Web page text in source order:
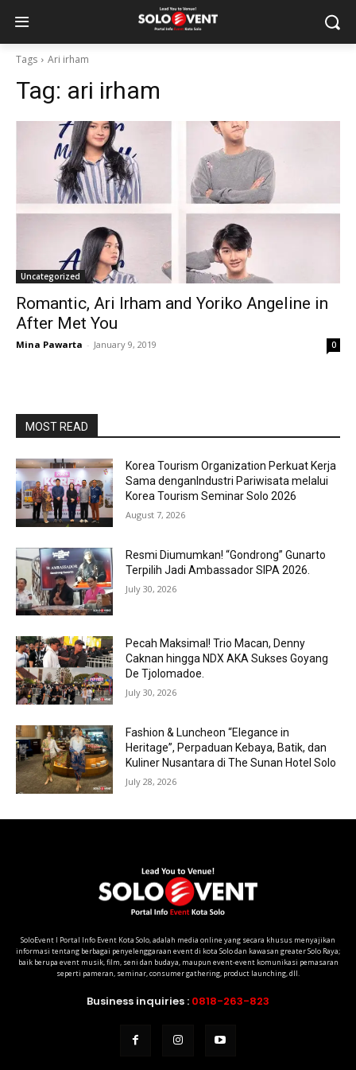
Tags Ari irham
Tag: ari irham
Uncategorized
Romantic, Ari Irham and Yoriko Angeline in
After Met You
Mina Pawarta - January 9, 2019 0
MOST READ
Korea Tourism Organization Perkuat Kerja
Sama denganIndustri Pariwisata melalui
Korea Tourism Seminar Solo 2026
August 7, 2026
Resmi Diumumkan! “Gondrong” Gunarto
Terpilih Jadi Ambassador SIPA 2026.
July 30, 2026
Pecah Maksimal! Trio Macan, Denny
Caknan hingga NDX AKA Sukses Goyang
De Tjolomadoe.
July 30, 2026
Fashion & Luncheon “Elegance in
Heritage”, Perpaduan Kebaya, Batik, dan
Kuliner Nusantara di The Sunan Hotel Solo
July 28, 2026
SoloEvent I Portal Info Event Kota Solo, adalah media online yang secara khusus menyajikan
informasi tentang berbagai penyelenggaraan event di kota Solo dan kawasan greater Solo Raya;
baik berupa event musik, film, seni dan budaya, maupun event-event komunikasi pemasaran
seperti pameran, seminar, consumer gathering, product launching, dll.
Business inquiries : 0818-263-823